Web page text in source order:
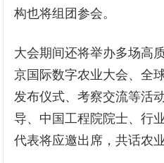
构也将组团参会。
大会期间还将举办多场高
京国际数字农业大会、全
发布仪式、考察交流等活
导、中国工程院院士、行
代表将应邀出席，共话农